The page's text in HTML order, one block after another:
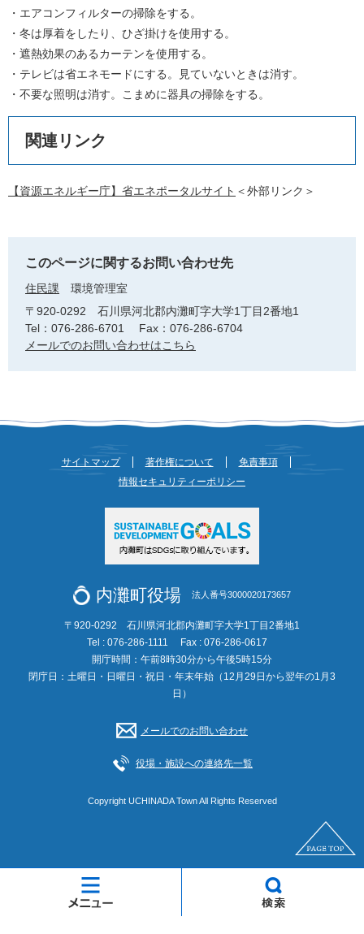
・エアコンフィルターの掃除をする。
・冬は厚着をしたり、ひざ掛けを使用する。
・遮熱効果のあるカーテンを使用する。
・テレビは省エネモードにする。見ていないときは消す。
・不要な照明は消す。こまめに器具の掃除をする。
関連リンク
【資源エネルギー庁】省エネポータルサイト ＜外部リンク＞
このページに関するお問い合わせ先
住民課
環境管理室
〒920-0292
石川県河北郡内灘町字大学1丁目2番地1
Tel：076-286-6701
Fax：076-286-6704
メールでのお問い合わせはこちら
サイトマップ 著作権について
免責事項
情報セキュリティーポリシー
内灘町役場 法人番号3000020173657
〒920-0292 石川県河北郡内灘町字大学1丁目2番地1
Tel : 076-286-1111
Fax : 076-286-0617
開庁時間：午前8時30分から午後5時15分
閉庁日：土曜日・日曜日・祝日・年末年始（12月29日から翌年の1月3
日）
メールでのお問い合わせ
役場・施設への連絡先一覧
Copyright UCHINADA Town All Rights Reserved